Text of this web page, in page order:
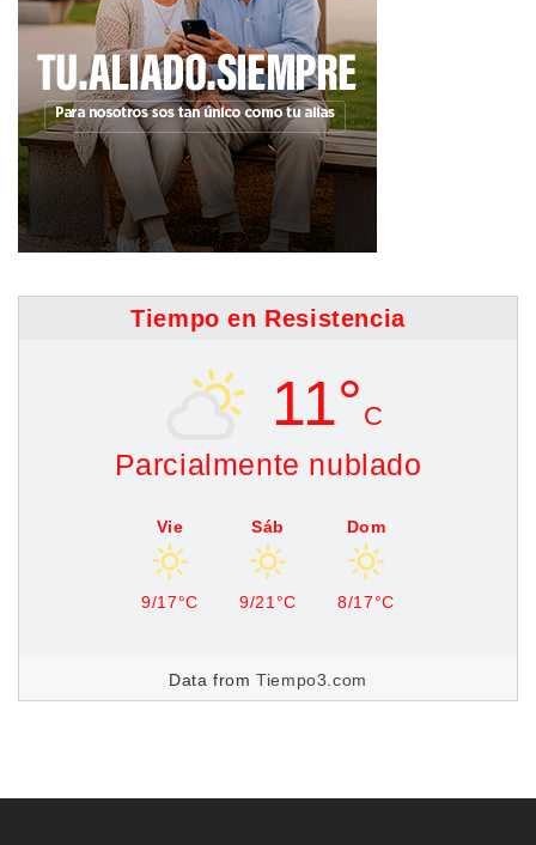
Tiempo en Resistencia
11° C
Parcialmente nublado
Vie
9/17°C
Sáb
9/21°C
Dom
8/17°C
Data fromTiempo3.com